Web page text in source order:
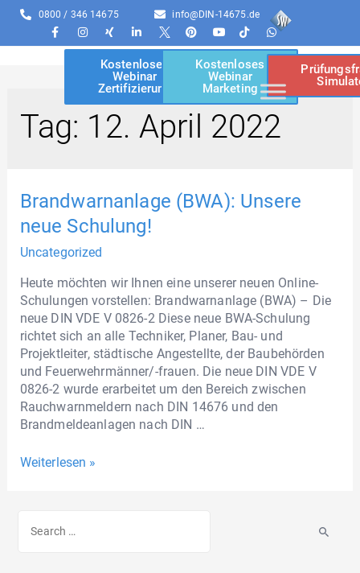
0800 / 346 14675 info@DIN-14675.de
Kostenloses
Webinar
Zertifizierung
Kostenloses
Webinar
Marketing
Tag: 12. April 2022
Brandwarnanlage (BWA): Unsere
neue Schulung!
Uncategorized
Heute möchten wir Ihnen eine unserer neuen Online-
Schulungen vorstellen: Brandwarnanlage (BWA) – Die
neue DIN VDE V 0826-2 Diese neue BWA-Schulung
richtet sich an alle Techniker, Planer, Bau- und
Projektleiter, städtische Angestellte, der Baubehörden
und Feuerwehrmänner/-frauen. Die neue DIN VDE V
0826-2 wurde erarbeitet um den Bereich zwischen
Rauchwarnmeldern nach DIN 14676 und den
Brandmeldeanlagen nach DIN …
Weiterlesen »